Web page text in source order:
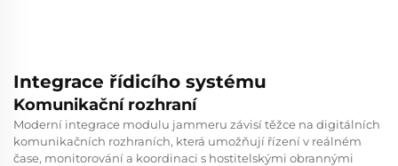
Integrace řídicího systému
Komunikační rozhraní
Moderní integrace modulu jammeru závisí těžce na digitálních
komunikačních rozhraních, která umožňují řízení v reálném
čase, monitorování a koordinaci s hostitelskými obrannými